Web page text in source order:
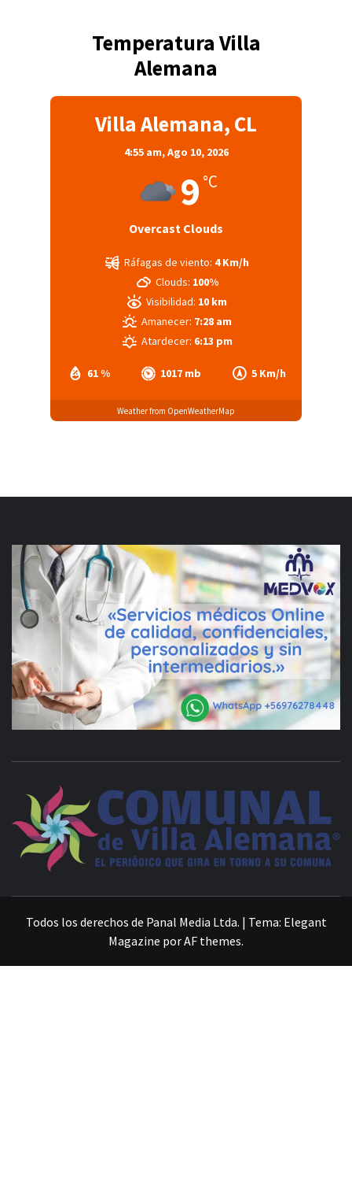
Temperatura Villa
Alemana
Villa Alemana, CL
4:55 am,Ago 10, 2026
9 °C
Overcast Clouds
61 % 1017 mb 5 Km/h
Ráfagas de viento: 4 Km/h
Clouds: 100%
Visibilidad: 10 km
Amanecer: 7:28 am
Atardecer: 6:13 pm
Weather from OpenWeatherMap
Todos los derechos de Panal Media Ltda. | Tema: Elegant
Magazine porAF themes.